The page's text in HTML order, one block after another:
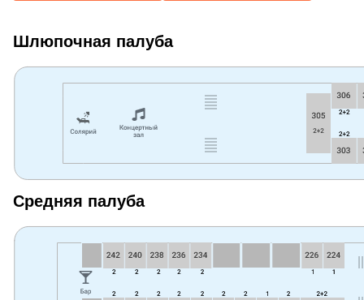
Шлюпочная палуба
Средняя палуба